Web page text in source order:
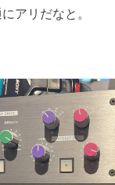
アリだなと。